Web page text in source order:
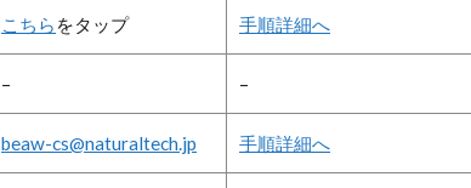
こちら をタップ 手順詳細へ
– –
beaw-cs@naturaltech.jp 手順詳細へ